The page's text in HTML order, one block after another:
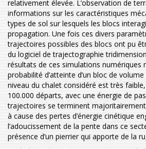
relativement élevée. L’observation de
informations sur les caractéristiques
types de sol sur lesquels les blocs
propagation. Une fois ces divers
trajectoires possibles des blocs ont pu
du logiciel de trajectographie
résultats de ces simulations numériques
probabilité d’atteinte d’un bloc de
niveau du chalet considéré est très
100.000 départs, avec une énergie de
trajectoires se terminent
à cause des pertes d’énergie cinétique
l’adoucissement de la pente dans ce
présence d’un pierrier qui apporte de la